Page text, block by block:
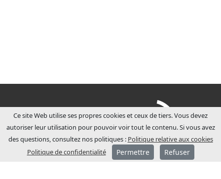
Ce site Web utilise ses propres cookies et ceux de tiers. Vous devez
autoriser leur utilisation pour pouvoir voir tout le contenu. Si vous avez
des questions, consultez nos politiques : Politique relative aux cookies
Politique de confidentialité
Permettre Refuser